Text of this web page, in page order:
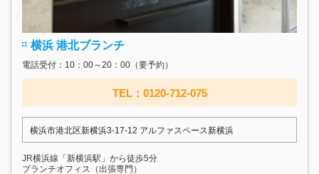
横浜 港北ブランチ
電話受付：10：00～20：00（要予約）
TEL：0120-712-075
横浜市港北区新横浜3-17‐12 アルファスペース新横浜
JR横浜線「新横浜駅」から徒歩5分
ブランチオフィス（出張専門）